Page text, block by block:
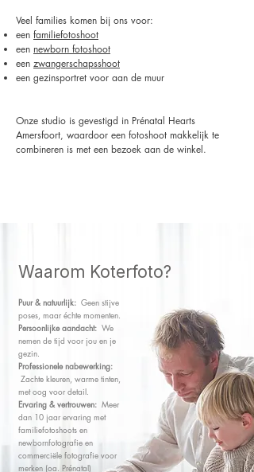
Veel families komen bij ons voor:
een familiefotoshoot
een newborn fotoshoot
een zwangerschapsshoot
een gezinsportret voor aan de muur
Onze studio is gevestigd in Prénatal Hearts
Amersfoort, waardoor een fotoshoot makkelijk te
combineren is met een bezoek aan de winkel.
Waarom Koterfoto?
Puur & natuurlijk: Geen stijve
poses, maar échte momenten.
Persoonlijke aandacht: We
nemen de tijd voor jou en je
gezin.
Professionele nabewerking:
Zachte kleuren, warme tinten,
met oog voor detail.
Ervaring & vertrouwen: Meer
dan 10 jaar ervaring met
familiefotoshoots en
newbornfotografie en
commerciële fotografie voor
merken (oa. Prénatal)